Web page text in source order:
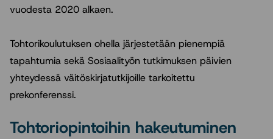
vuodesta 2020 alkaen.
Tohtorikoulutuksen ohella järjestetään pienempiä
tapahtumia sekä Sosiaalityön tutkimuksen päivien
yhteydessä väitöskirjatutkijoille tarkoitettu
prekonferenssi.
Tohtoriopintoihin hakeutuminen